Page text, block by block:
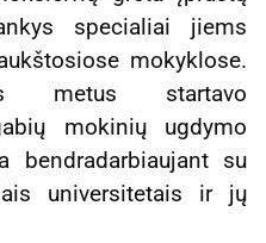
specialiai jiems
mokyklose.
metus startavo
mokinių ugdymo
bendradarbiaujant su
universitetais ir jų